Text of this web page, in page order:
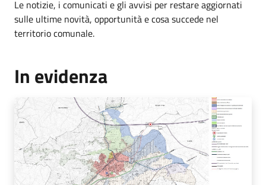
Le notizie, i comunicati e gli avvisi per restare aggiornati
sulle ultime novità, opportunità e cosa succede nel
territorio comunale.
In evidenza